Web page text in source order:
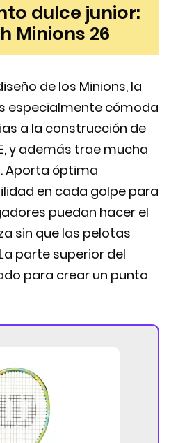
dulce junior:
Minions 26
de los Minions, la
especialmente cómoda
a la construcción de
y además trae mucha
Aporta óptima
en cada golpe para
puedan hacer el
sin que las pelotas
parte superior del
para crear un punto